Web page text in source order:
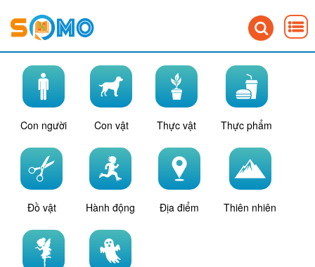
Con người Con vật Thực vật Thực phẩm
Đồ vật Hành động Địa điểm Thiên nhiên